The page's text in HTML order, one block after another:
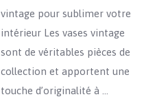
vintage pour sublimer votre
intérieur Les vases vintage
sont de véritables pièces de
collection et apportent une
touche d’originalité à …